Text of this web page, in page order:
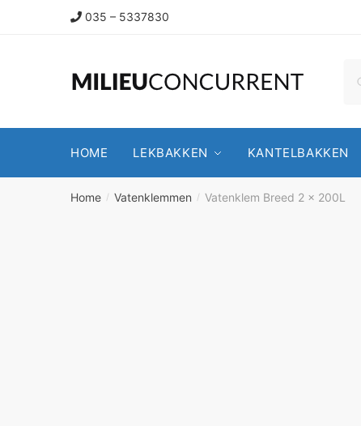
035 – 5337830
HOME LEKBAKKEN KANTELBAKKEN
Home / Vatenklemmen / Vatenklem Breed 2 x 200L